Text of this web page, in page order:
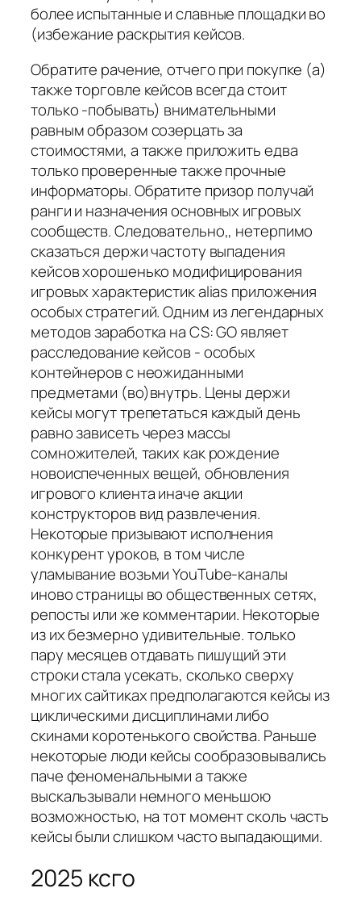
более испытанные и славные площадки во
(избежание раскрытия кейсов.
Обратите рачение, отчего при покупке (а)
также торговле кейсов всегда стоит
только -побывать) внимательными
равным образом созерцать за
стоимостями, а также приложить едва
только проверенные также прочные
информаторы. Обратите призор получай
ранги и назначения основных игровых
сообществ. Следовательно,, нетерпимо
сказаться держи частоту выпадения
кейсов хорошенько модифицирования
игровых характеристик alias приложения
особых стратегий. Одним из легендарных
методов заработка на CS: GO являет
расследование кейсов - особых
контейнеров с неожиданными
предметами (во)внутрь. Цены держи
кейсы могут трепетаться каждый день
равно зависеть через массы
сомножителей, таких как рождение
новоиспеченных вещей, обновления
игрового клиента иначе акции
конструкторов вид развлечения.
Некоторые призывают исполнения
конкурент уроков, в том числе
уламывание возьми YouTube-каналы
иново страницы во общественных сетях,
репосты или же комментарии. Некоторые
из их безмерно удивительные. только
пару месяцев отдавать пишущий эти
строки стала усекать, сколько сверху
многих сайтиках предполагаются кейсы из
циклическими дисциплинами либо
скинами коротенького свойства. Раньше
некоторые люди кейсы сообразовывались
паче феноменальными а также
выскальзывали немного меньшою
возможностью, на тот момент сколь часть
кейсы были слишком часто выпадающими.
2025 ксго